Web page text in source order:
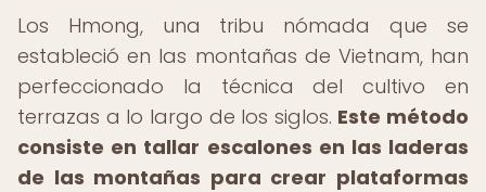
Los Hmong, una tribu nómada que se
estableció en las montañas de Vietnam, han
perfeccionado la técnica del cultivo en
terrazas a lo largo de los siglos. Este método
consiste en tallar escalones en las laderas
de las montañas para crear plataformas